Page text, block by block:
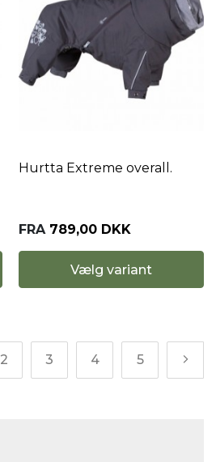
Hurtta Extreme overall.
FRA 789,00 DKK
Vælg variant
2 3 4 5